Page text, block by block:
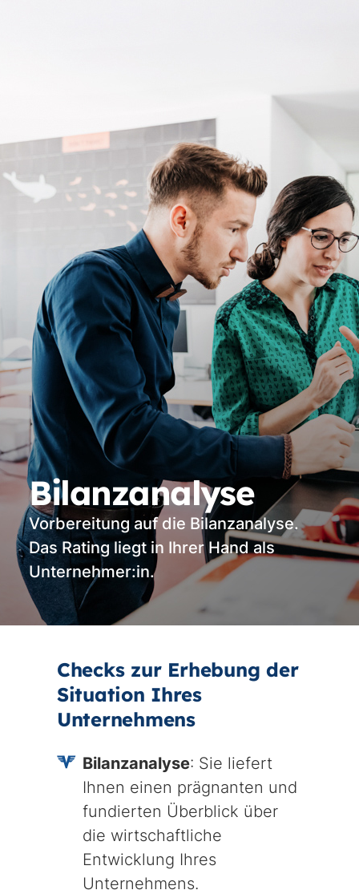
Bilanzanalyse
Vorbereitung auf die Bilanzanalyse.
Das Rating liegt in Ihrer Hand als
Unternehmer:in.
Checks zur Erhebung der
Situation Ihres
Unternehmens
Bilanzanalyse: Sie liefert
Ihnen einen prägnanten und
fundierten Überblick über
die wirtschaftliche
Entwicklung Ihres
Unternehmens.